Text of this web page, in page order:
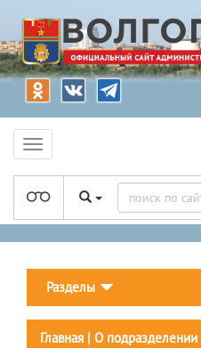
Разделы
Главная | О подразделении